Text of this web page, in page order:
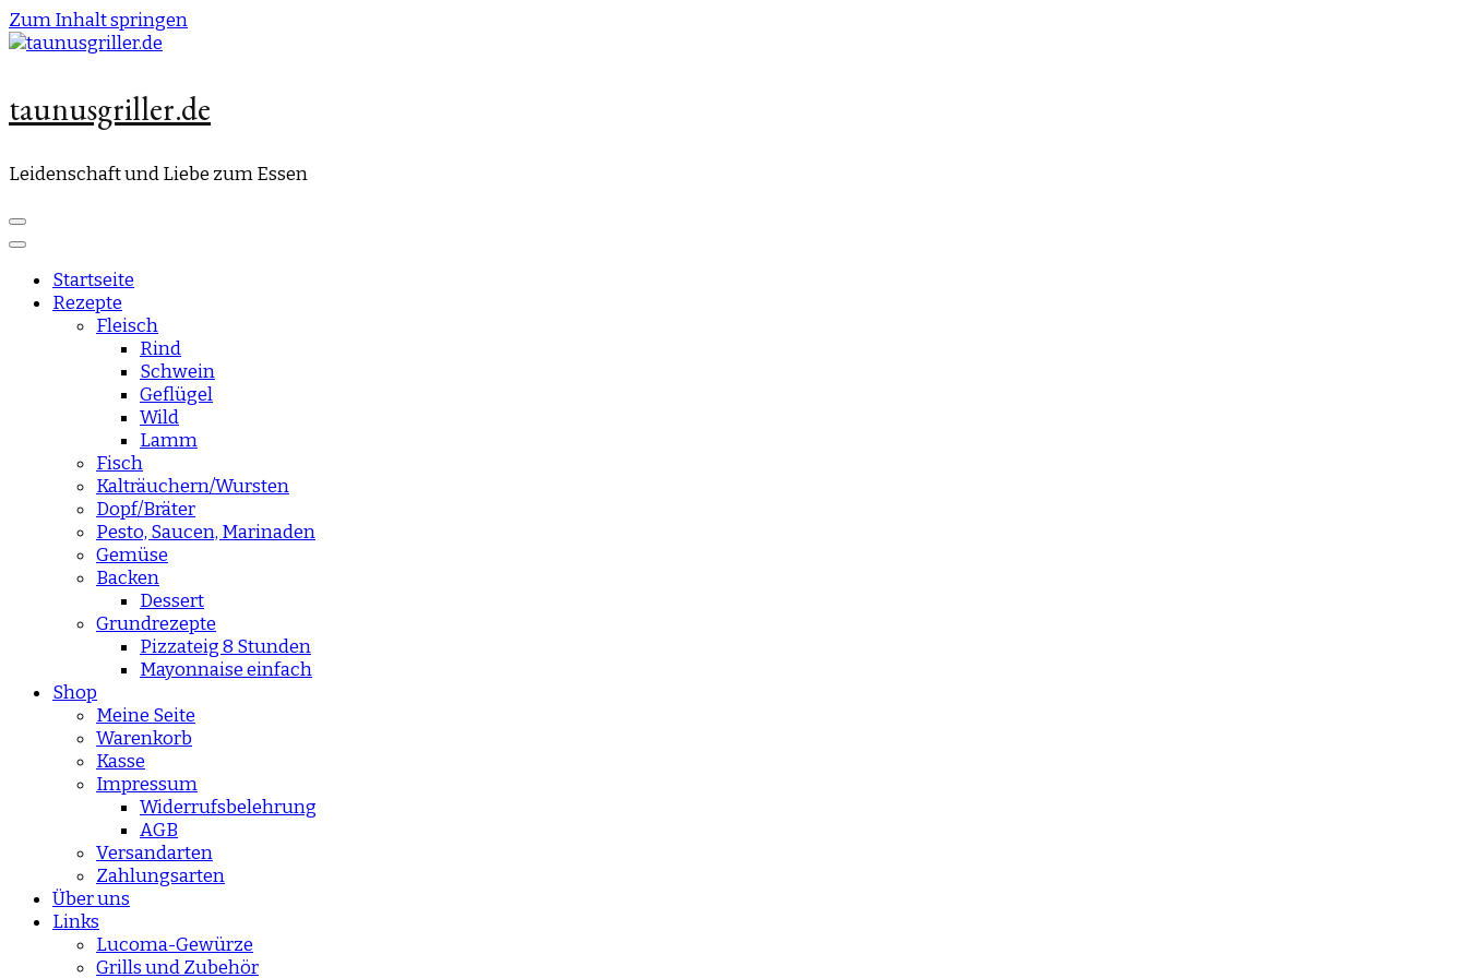
Zum Inhalt springen
taunusgriller.de
Leidenschaft und Liebe zum Essen
Startseite
Rezepte
Fleisch
Rind
Schwein
Geflügel
Wild
Lamm
Fisch
Kalträuchern/Wursten
Dopf/Bräter
Pesto, Saucen, Marinaden
Gemüse
Backen
Dessert
Grundrezepte
Pizzateig 8 Stunden
Mayonnaise einfach
Shop
Meine Seite
Warenkorb
Kasse
Impressum
Widerrufsbelehrung
AGB
Versandarten
Zahlungsarten
Über uns
Links
Lucoma-Gewürze
Grills und Zubehör